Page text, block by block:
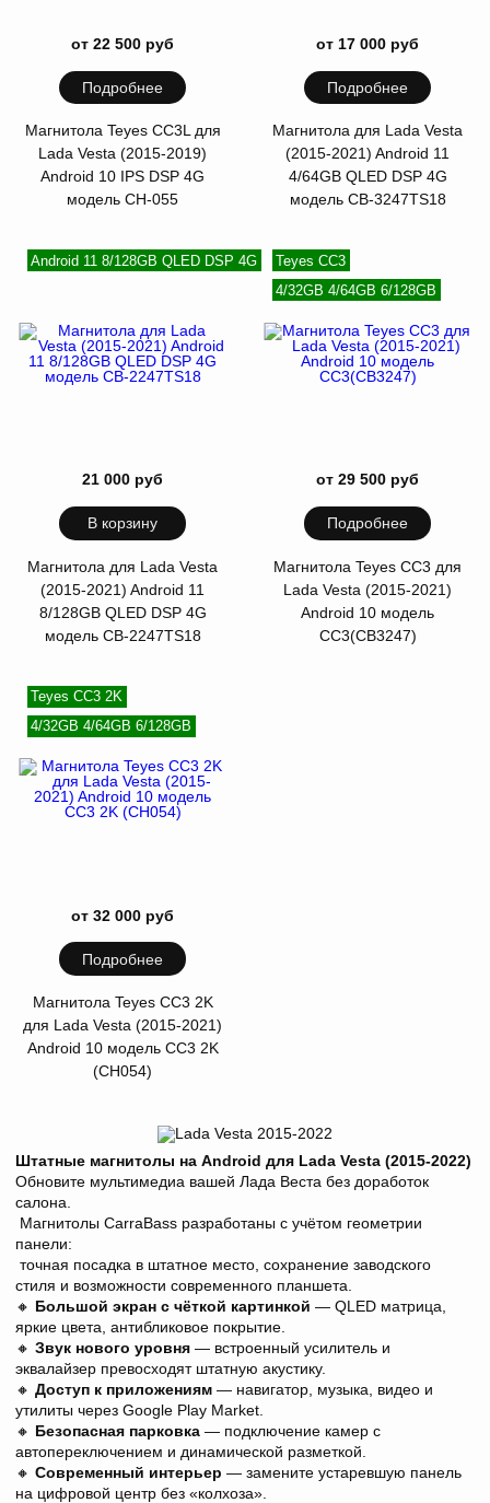
от 22 500 руб
Подробнее
Магнитола Teyes CC3L для
Lada Vesta (2015-2019)
Android 10 IPS DSP 4G
модель CH-055
от 17 000 руб
Подробнее
Магнитола для Lada Vesta
(2015-2021) Android 11
4/64GB QLED DSP 4G
модель CB-3247TS18
Android 11 8/128GB QLED DSP 4G
21 000 руб
В корзину
Магнитола для Lada Vesta
(2015-2021) Android 11
8/128GB QLED DSP 4G
модель CB-2247TS18
Teyes CC3
4/32GB 4/64GB 6/128GB
от 29 500 руб
Подробнее
Магнитола Teyes CC3 для
Lada Vesta (2015-2021)
Android 10 модель
CC3(CB3247)
Teyes CC3 2K
4/32GB 4/64GB 6/128GB
от 32 000 руб
Подробнее
Магнитола Teyes CC3 2K
для Lada Vesta (2015-2021)
Android 10 модель CC3 2K
(CH054)
Штатные магнитолы на Android для Lada Vesta (2015-2022)
Обновите мультимедиа вашей Лада Веста без доработок
салона.
Магнитолы CarraBass разработаны с учётом геометрии
панели:
точная посадка в штатное место, сохранение заводского
стиля и возможности современного планшета.
🔸 Большой экран с чёткой картинкой — QLED матрица,
яркие цвета, антибликовое покрытие.
🔸 Звук нового уровня — встроенный усилитель и
эквалайзер превосходят штатную акустику.
🔸 Доступ к приложениям — навигатор, музыка, видео и
утилиты через Google Play Market.
🔸 Безопасная парковка — подключение камер с
автопереключением и динамической разметкой.
🔸 Современный интерьер — замените устаревшую панель
на цифровой центр без «колхоза».